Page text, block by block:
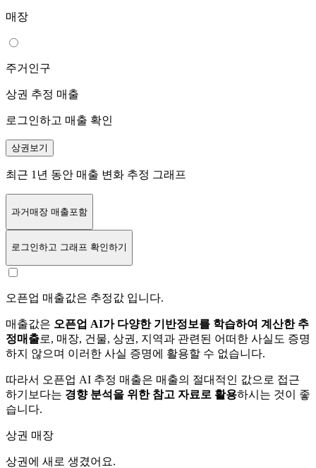
매장
주거인구
상권 추정 매출
로그인하고 매출 확인
상권보기
최근 1년 동안 매출 변화 추정 그래프
과거매장 매출포함
로그인하고 그래프 확인하기
오픈업 매출값은 추정값 입니다.
매출값은 오픈업 AI가 다양한 기반정보를 학습하여 계산한 추
정매출로, 매장, 건물, 상권, 지역과 관련된 어떠한 사실도 증명
하지 않으며 이러한 사실 증명에 활용할 수 없습니다.
따라서 오픈업 AI 추정 매출은 매출의 절대적인 값으로 접근
하기보다는 경향 분석을 위한 참고 자료로 활용하시는 것이 좋
습니다.
상권 매장
상권에 새로 생겼어요.